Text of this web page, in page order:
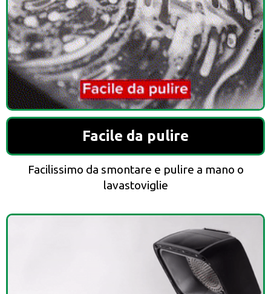
Facile da pulire
Facilissimo da smontare e pulire a mano o
lavastoviglie